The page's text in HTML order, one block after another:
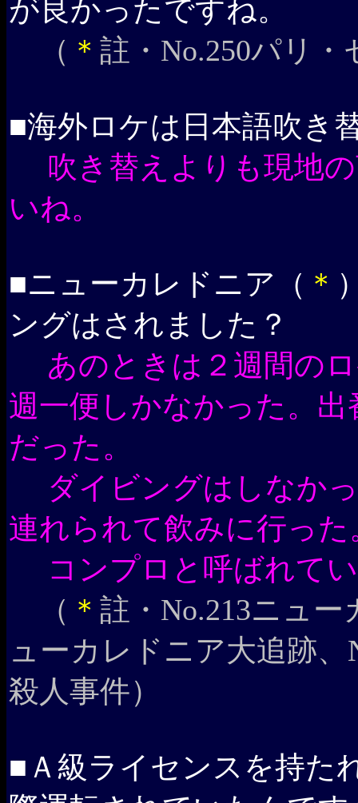
が良かったですね。
（ ＊ 註・No.250パリ
■海外ロケは日本語吹き
吹き替えよりも現地
いね。
■ニューカレドニア（ ＊
ングはされました？
あのときは２週間の
週一便しかなかった。
だった。
ダイビングはしなか
連れられて飲みに行った
コンプロと呼ばれて
（ ＊ 註・No.213ニュ
ューカレドニア大追跡
殺人事件）
■Ａ級ライセンスを持た